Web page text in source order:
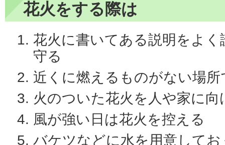
花火をする際は
花火に書いてある説明をよ
守る
近くに燃えるものがない場所
火のついた花火を人や家に向
風が強い日は花火を控える
バケツなどに水を用意してお